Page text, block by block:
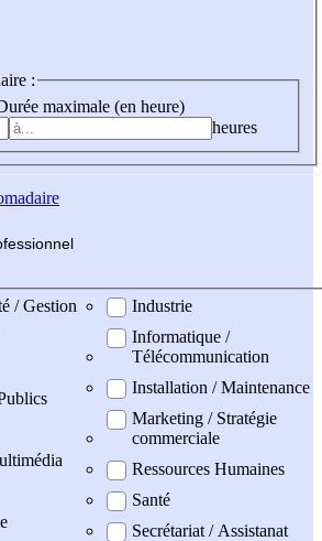
:
maximale (en heure)
heures
fessionnel
/ Gestion
Industrie
Informatique /
Télécommunication
Installation / Maintenance
Marketing / Stratégie
commerciale
Ressources Humaines
Santé
Secrétariat / Assistanat